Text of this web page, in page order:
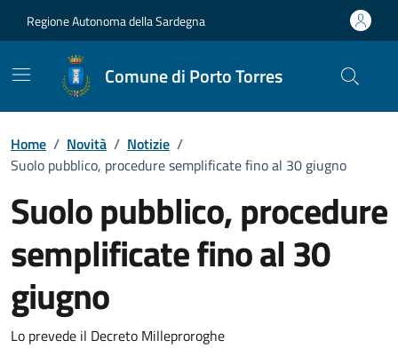
Regione Autonoma della Sardegna
Comune di Porto Torres
Home / Novità / Notizie /
Suolo pubblico, procedure semplificate fino al 30 giugno
Suolo pubblico, procedure
semplificate fino al 30
giugno
Dettagli della notizia
Lo prevede il Decreto Milleproroghe